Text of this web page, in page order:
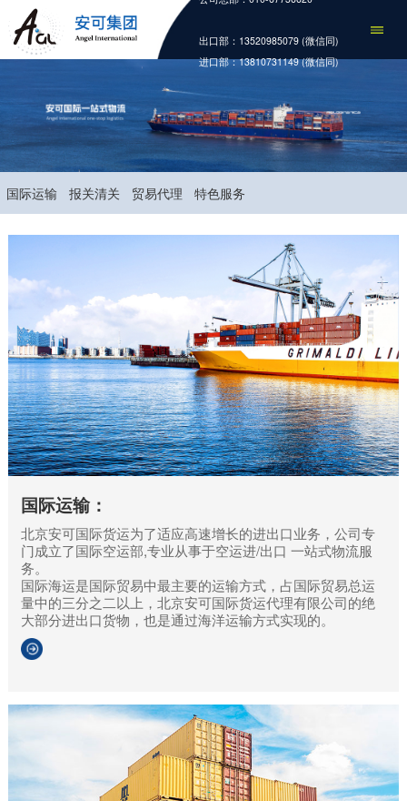
出口部：13520985079 (微信同)
进口部：13810731149 (微信同)
国际运输 报关清关 贸易代理 特色服务
国际运输：
北京安可国际货运为了适应高速增长的进出口业务，公司专
门成立了国际空运部,专业从事于空运进/出口 一站式物流服
务。
国际海运是国际贸易中最主要的运输方式，占国际贸易总运
量中的三分之二以上，北京安可国际货运代理有限公司的绝
大部分进出口货物，也是通过海洋运输方式实现的。